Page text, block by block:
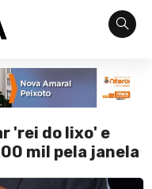
'rei do lixo' e
mil pela janela